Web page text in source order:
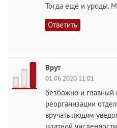
Тогда ещё и уроды.
Ответить
Врут
01.06.2020 11:01
безбожно и главный
реорганизации
вручать людям
штатной